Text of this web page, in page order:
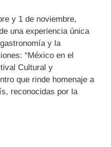
y 1 de noviembre,
una experiencia única
y la
“México en el
Cultural y
que rinde homenaje a
reconocidas por la